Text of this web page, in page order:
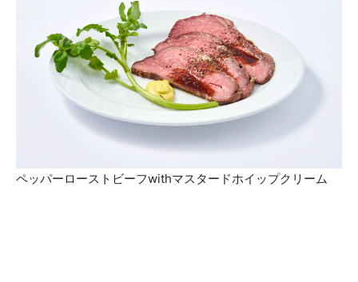
ペッパーローストビーフwithマスタードホイップクリーム